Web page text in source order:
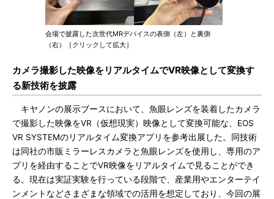
会場で披露した次世代MRデバイスの表側（左）と裏側
（右）［クリックして拡大］
カメラ撮影した映像をリアルタイムでVR映像として変換す
る新技術を披露
キヤノンの展示ブースにおいて、魚眼レンズを装着したカメラ
で撮影した映像をVR（仮想現実）映像として変換可能な、EOS
VR SYSTEMのリアルタイム変換アプリを参考出展した。同技術
は同社の市販ミラーレスカメラと魚眼レンズを使用し、専用のア
プリを経由することでVR映像をリアルタイムで見ることができ
る。現在は実証実験を行っている段階で、産業用やエンターテイ
ンメントなどさまざまな領域での活用を想定しており、今回の展